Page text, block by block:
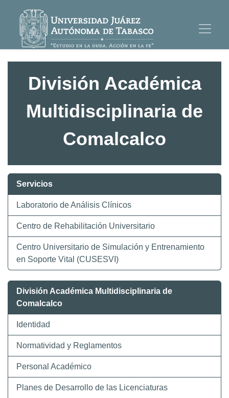
División Académica
Multidisciplinaria de
Comalcalco
Servicios
Laboratorio de Análisis Clínicos
Centro de Rehabilitación Universitario
Centro Universitario de Simulación y Entrenamiento
en Soporte Vital (CUSESVI)
División Académica Multidisciplinaria de
Comalcalco
Identidad
Normatividad y Reglamentos
Personal Académico
Planes de Desarrollo de las Licenciaturas